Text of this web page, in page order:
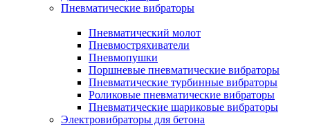
Пневматические вибраторы
Пневматический молот
Пневмостряхиватели
Пневмопушки
Поршневые пневматические вибраторы
Пневматические турбинные вибраторы
Роликовые пневматические вибраторы
Пневматические шариковые вибраторы
Электровибраторы для бетона